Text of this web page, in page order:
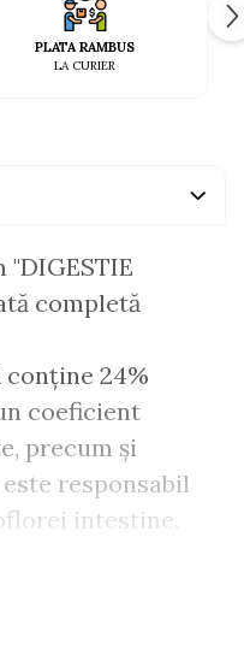
PLATA RAMBUS
LA CURIER
"DIGESTIE
completă
24%
coeficient
precum și
responsabil
intestine.
ca un
un element de
benefică.